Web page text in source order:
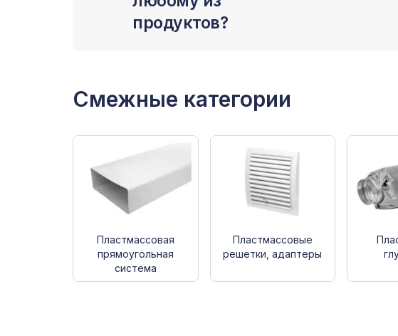
продуктов?
Смежные категории
Пластмассовая
прямоугольная
система
Пластмассовые
решетки, адаптеры